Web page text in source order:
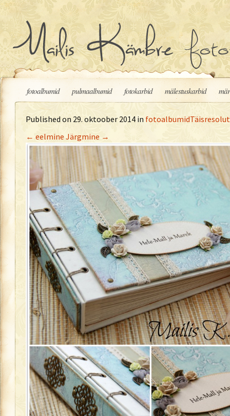
Liigu sisu juurde
fotoalbumid pulmaalbumid fotokarbid mälestuskarbid
Published on 29. oktoober 2014 in fotoalbumid
← eelmineJärgmine →